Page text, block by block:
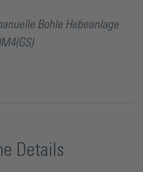
Bohle Hebeanlage
Details